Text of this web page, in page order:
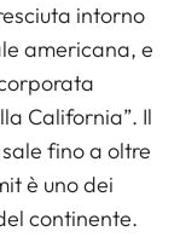
intorno
americana, e
California”. Il
fino a oltre
è uno dei
continente.